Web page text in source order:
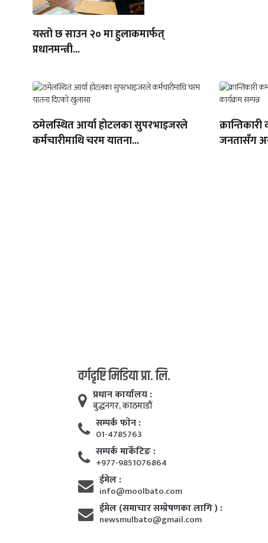
यस्तो छ साउन २० मा हुलाकमार्फत्
प्रधानमन्त्री...
ठमेलस्थित आर्या होटलका सुपरभाइजरले
कर्मचारीमाथि चरम यातना...
जनतासँग
वर्गदृष्टि मिडिया प्रा. लि.
प्रधान कार्यालय :
बुद्धनगर, काठमाडाैं
सम्पर्क फाेन :
01-4785763
सम्पर्क मार्केटिङ :
+977-9851076864
ईमेल :
info@moolbato.com
ईमेल (समाचार सम्प्रेषणका लागि ) :
newsmulbato@gmail.com